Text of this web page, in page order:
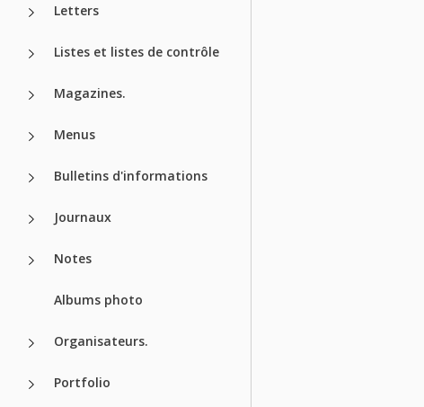
Letters
Listes et listes de contrôle
Magazines.
Menus
Bulletins d'informations
Journaux
Notes
Albums photo
Organisateurs.
Portfolio